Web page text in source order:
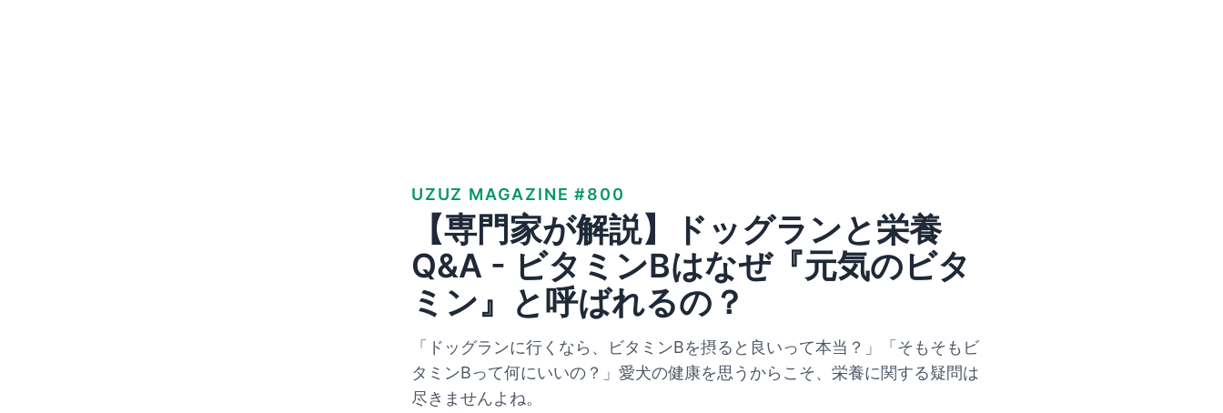
UZUZ MAGAZINE #800
【専門家が解説】ドッグランと栄養
Q&A - ビタミンBはなぜ『元気のビタ
ミン』と呼ばれるの？
「ドッグランに行くなら、ビタミンBを摂ると良いって本当？」「そもそもビ
タミンBって何にいいの？」愛犬の健康を思うからこそ、栄養に関する疑問は
尽きませんよね。